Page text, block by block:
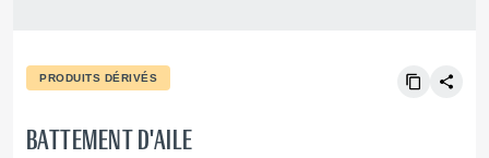
PRODUITS DÉRIVÉS
BATTEMENT D'AILE